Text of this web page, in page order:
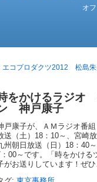
オ
エコプロダクツ2012 松島朱
をかけるラジオ
神戸康子
戸康子が、ＡＭラジオ番
送（土）18：10～、宮崎
州朝日放送（日）18：40
00～です。「時をかける
がお送りしています！ぜひ